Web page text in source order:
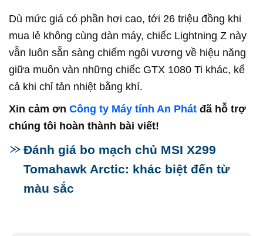
Dù mức giá có phần hơi cao, tới 26 triệu đồng khi
mua lẻ không cùng dàn máy, chiếc Lightning Z này
vẫn luôn sẵn sàng chiếm ngôi vương về hiệu năng
giữa muôn vàn những chiếc GTX 1080 Ti khác, kể
cả khi chỉ tản nhiệt bằng khí.
Xin cảm ơn Công ty Máy tính An Phát đã hỗ trợ
chúng tôi hoàn thành bài viết!
Đánh giá bo mạch chủ MSI X299
Tomahawk Arctic: khác biệt đến từ
màu sắc